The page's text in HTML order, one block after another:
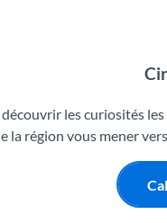
les curiosités
la région vous mener